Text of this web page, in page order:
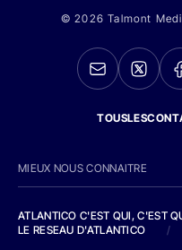
© 2026 Talmont
MIEUX NOUS CONNAITRE
ATLANTICO C'EST QUI, C'EST
LE RESEAU D'ATLANTICO
/